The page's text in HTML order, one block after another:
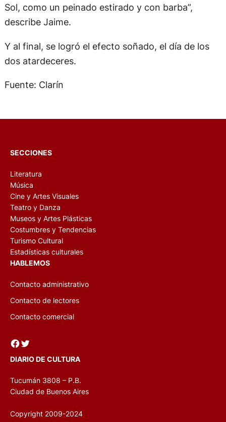
Sol, como un peinado estirado y con barba”,
describe Jaime.
Y al final, se logró el efecto soñado, el día de los
dos atardeceres.
Fuente: Clarín
SECCIONES
Literatura
Música
Cine y Artes Visuales
Teatro y Danza
Museos y Artes Plásticas
Costumbres y Tendencias
Turismo Cultural
Estadísticas culturales
HABLEMOS
Contacto administrativo
Contacto de lectores
Contacto comercial
Facebook Twitter
DIARIO DE CULTURA
Tucumán 3808 – P.B.
Ciudad de Buenos Aires
Copyright 2009-2024